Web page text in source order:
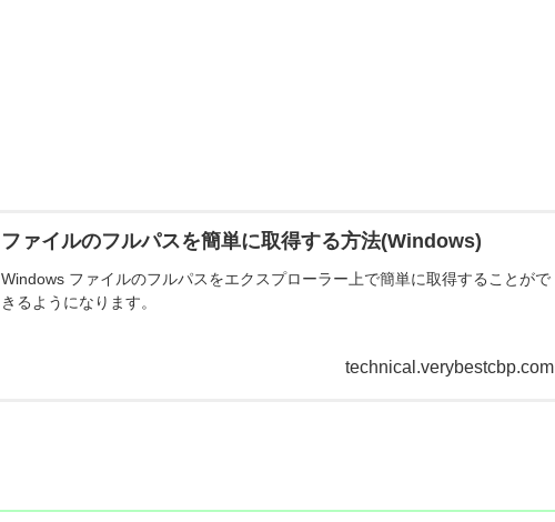
ファイルのフルパスを簡単に取得する方法(Windows)
Windows ファイルのフルパスをエクスプローラー上で簡単に取得することがで
きるようになります。
technical.verybestcbp.com